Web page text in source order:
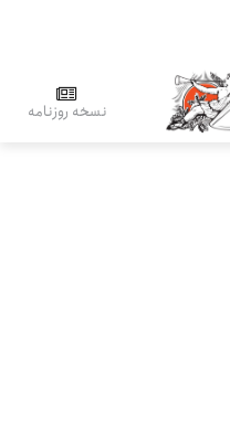
نسخه روزنامه